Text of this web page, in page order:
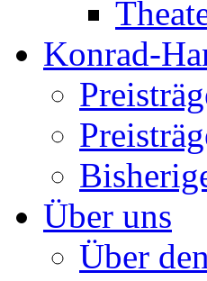
Konrad-
Über uns
Über